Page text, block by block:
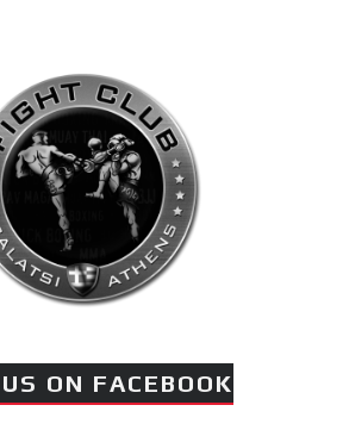
τον
9th
ON FACEBOOK